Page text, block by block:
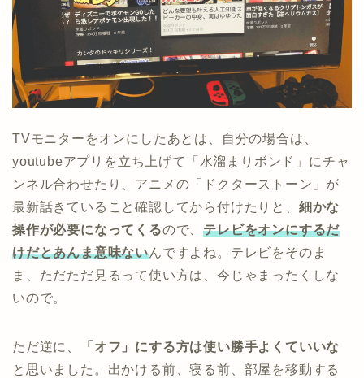
TVモニターをオンにしたあとは、自分の場合は、
youtubeアプリを立ち上げて「水溜まりボンド」にチャ
ンネル合わせたり、アニメの「ドクターストーン」が
最新話きていること確認してから付けたりと、 細かな
操作が必要になってくるので、テレビをオンにするだ
けだとあんま意味ないんですよね。テレビをそのま
ま、ただただ見るって使い方は、今じゃまったくしな
いので。
ただ逆に、
「オフ」にする方は使い勝手よくていいな
と思いました。出かける前、寝る前、部屋を移動する